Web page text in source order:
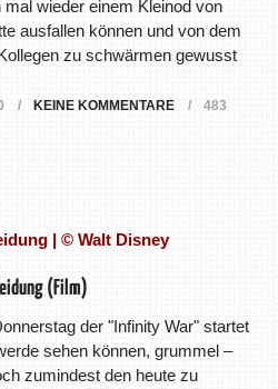
wieder einem Kleinod von
ausfallen können und von dem
zu schwärmen gewusst
KEINE KOMMENTARE
483
(Film)
der "Infinity War" startet
sehen können, grummel –
zumindest den heute zu